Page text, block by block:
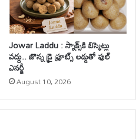
Jowar Laddu : స్నాక్స్‌కి బిస్కెట్లు
వద్దు.. జొన్న డ్రై ఫ్రూట్స్ లడ్డుతో ఫుల్
ఎనర్జీ
August 10, 2026